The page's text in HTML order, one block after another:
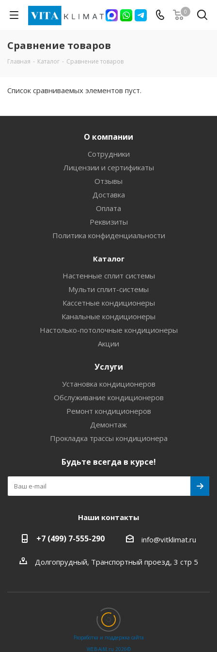
0
Сравнение товаров
Главная - Каталог - Сравнение товаров
Список сравниваемых элементов пуст.
О компании
Сотрудники
Лицензии и сертификаты
Отзывы
Доставка
Оплата
Реквизиты
Политика конфиденциальности
Каталог
Настенные сплит системы
Мульти сплит-системы
Кассетные кондиционеры
Канальные кондиционеры
Настолько-потолочные кондиционеры
Акции
Услуги
Установка кондиционеров
Обслуживание кондиционеров
Ремонт кондиционеров
Демонтаж
Прокладка трассы кондиционера
Будьте всегда в курсе!
Наши контакты
+7 (499) 7-555-290 info@vitklimat.ru
Долгопрудный, Транспортный проезд, 3 стр 5
Разработка и поддержка сайта
WEB‑AiM.ru 2026©